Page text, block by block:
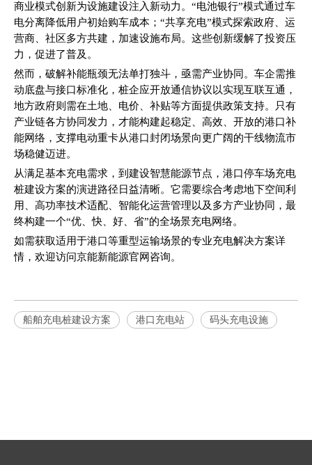
商业模式创新为设施建设注入新动力。“电池银行”模式通过车
电分离降低用户初始购车成本；“共享充电”模式探索政府、运
营商、社区多方共建，加速设施布局。这些创新缓解了投资压
力，促进了普及。
然而，破解补能瓶颈无法单打独斗，亟需产业协同。车企需推
动底盘与接口标准化，桩企应开放通信协议以实现互联互通，
地方政府则需在土地、电价、补贴等方面提供政策支持。只有
产业链各方协同发力，才能构建起稳定、高效、开放的港口补
能网络，支撑电动重卡从港口封闭场景向更广阔的干线物流市
场稳健迈进。
从满足基本充电需求，到建设智慧能源节点，港口停车场充电
桩建设方案的演进路径日益清晰。它需要综合考虑地下空间利
用、高功率技术适配、智能化运营管理以及多方产业协同，最
终构建一个“优、快、好、省”的全场景充电网络。
如需获取适用于港口等重型运输场景的专业充电解决方案详
情，欢迎访问京能新能源官网咨询。
船舶充电桩建设方案 港口充电站 码头充电设施